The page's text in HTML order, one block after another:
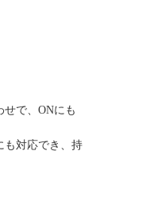
で、ONにも
も対応でき、持